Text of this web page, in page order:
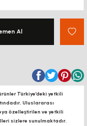
Al
Türkiye’deki yetkili
Uluslararası
özelleştirilen ve yetkili
sizlere sunulmaktadır.